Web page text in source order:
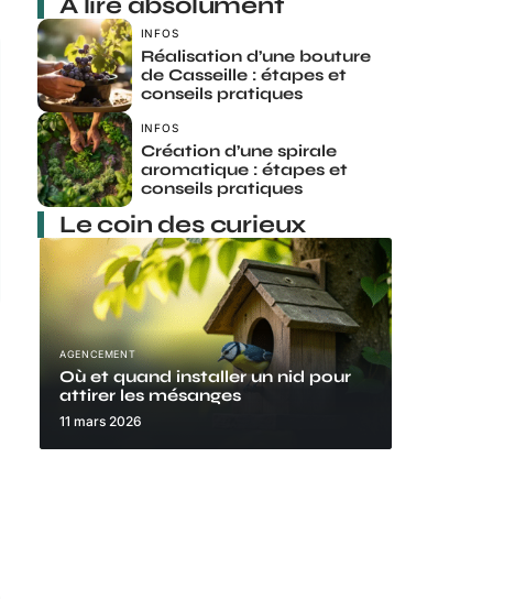
INFOS
Réalisation d’une bouture
de Casseille : étapes et
conseils pratiques
INFOS
Création d’une spirale
aromatique : étapes et
conseils pratiques
Le coin des curieux
AGENCEMENT
Où et quand installer un nid pour
attirer les mésanges
11 mars 2026